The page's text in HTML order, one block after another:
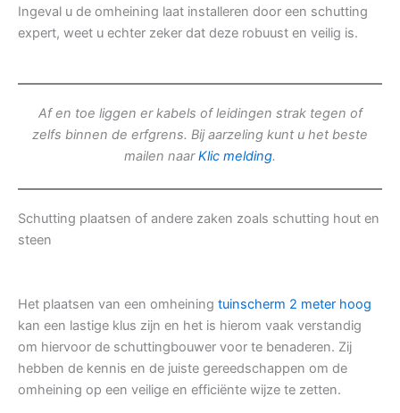
Ingeval u de omheining laat installeren door een schutting
expert, weet u echter zeker dat deze robuust en veilig is.
Af en toe liggen er kabels of leidingen strak tegen of
zelfs binnen de erfgrens. Bij aarzeling kunt u het beste
mailen naarKlic melding.
Schutting plaatsen of andere zaken zoals schutting hout en
steen
Het plaatsen van een omheining tuinscherm 2 meter hoog
kan een lastige klus zijn en het is hierom vaak verstandig
om hiervoor de schuttingbouwer voor te benaderen. Zij
hebben de kennis en de juiste gereedschappen om de
omheining op een veilige en efficiënte wijze te zetten.